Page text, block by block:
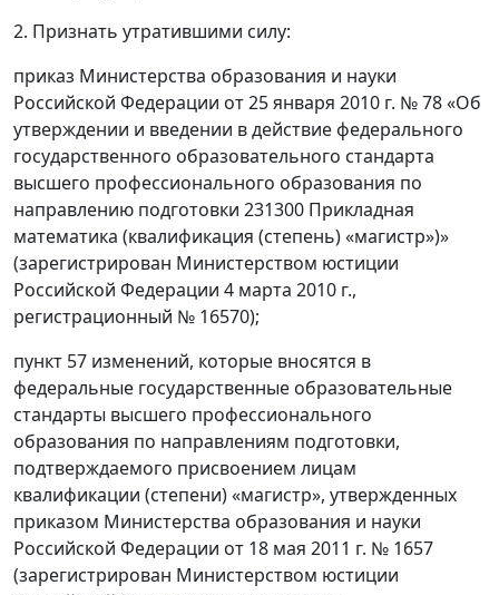
2. Признать утратившими силу:
приказ Министерства образования и науки
Российской Федерации от 25 января 2010 г. № 78 «Об
утверждении и введении в действие федерального
государственного образовательного стандарта
высшего профессионального образования по
направлению подготовки 231300 Прикладная
математика (квалификация (степень) «магистр»)»
(зарегистрирован Министерством юстиции
Российской Федерации 4 марта 2010 г.,
регистрационный № 16570);
пункт 57 изменений, которые вносятся в
федеральные государственные образовательные
стандарты высшего профессионального
образования по направлениям подготовки,
подтверждаемого присвоением лицам
квалификации (степени) «магистр», утвержденных
приказом Министерства образования и науки
Российской Федерации от 18 мая 2011 г. № 1657
(зарегистрирован Министерством юстиции